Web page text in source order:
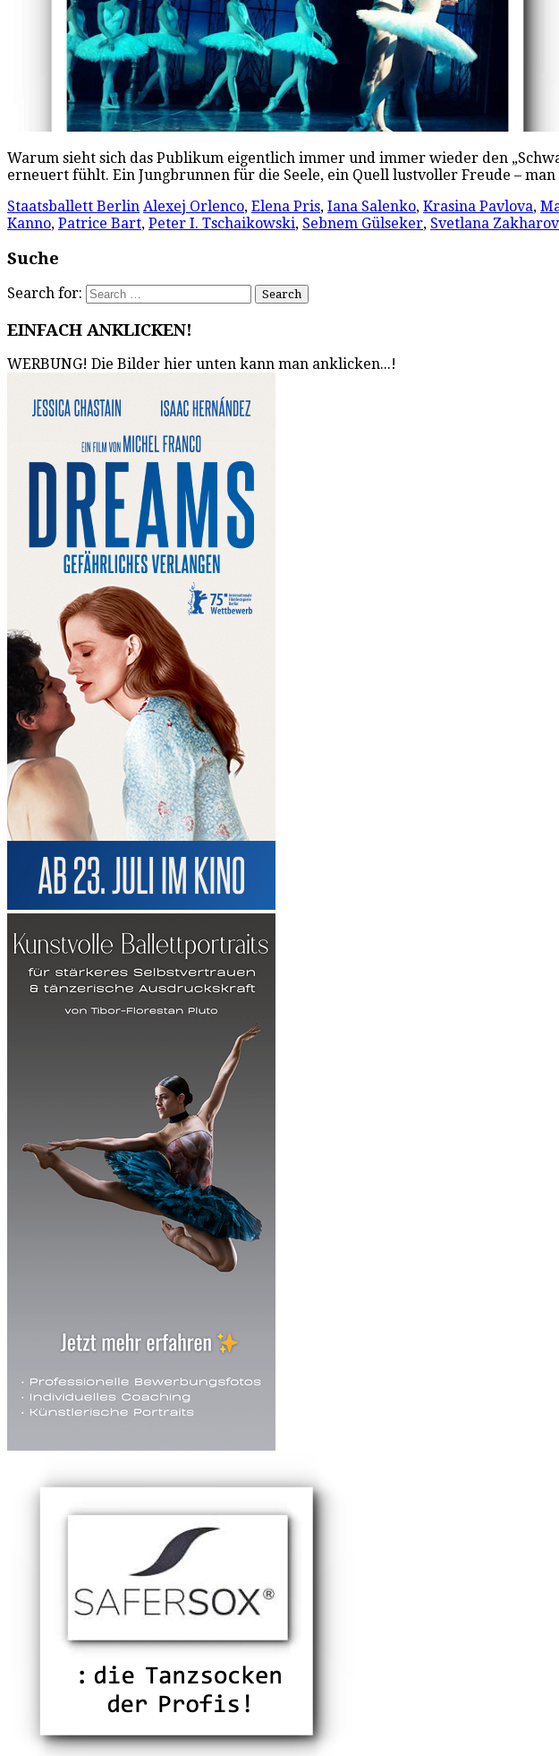
Warum sieht sich das Publikum eigentlich immer und immer wieder den
erneuert fühlt. Ein Jungbrunnen für die Seele, ein Quell lustvoller Freude –
Staatsballett Berlin Alexej Orlenco, Elena Pris, Iana Salenko, Krasina Pavlova,
Kanno, Patrice Bart, Peter I. Tschaikowski, Sebnem Gülseker, Svetlana
Suche
Search for:
EINFACH ANKLICKEN!
WERBUNG! Die Bilder hier unten kann man anklicken...!